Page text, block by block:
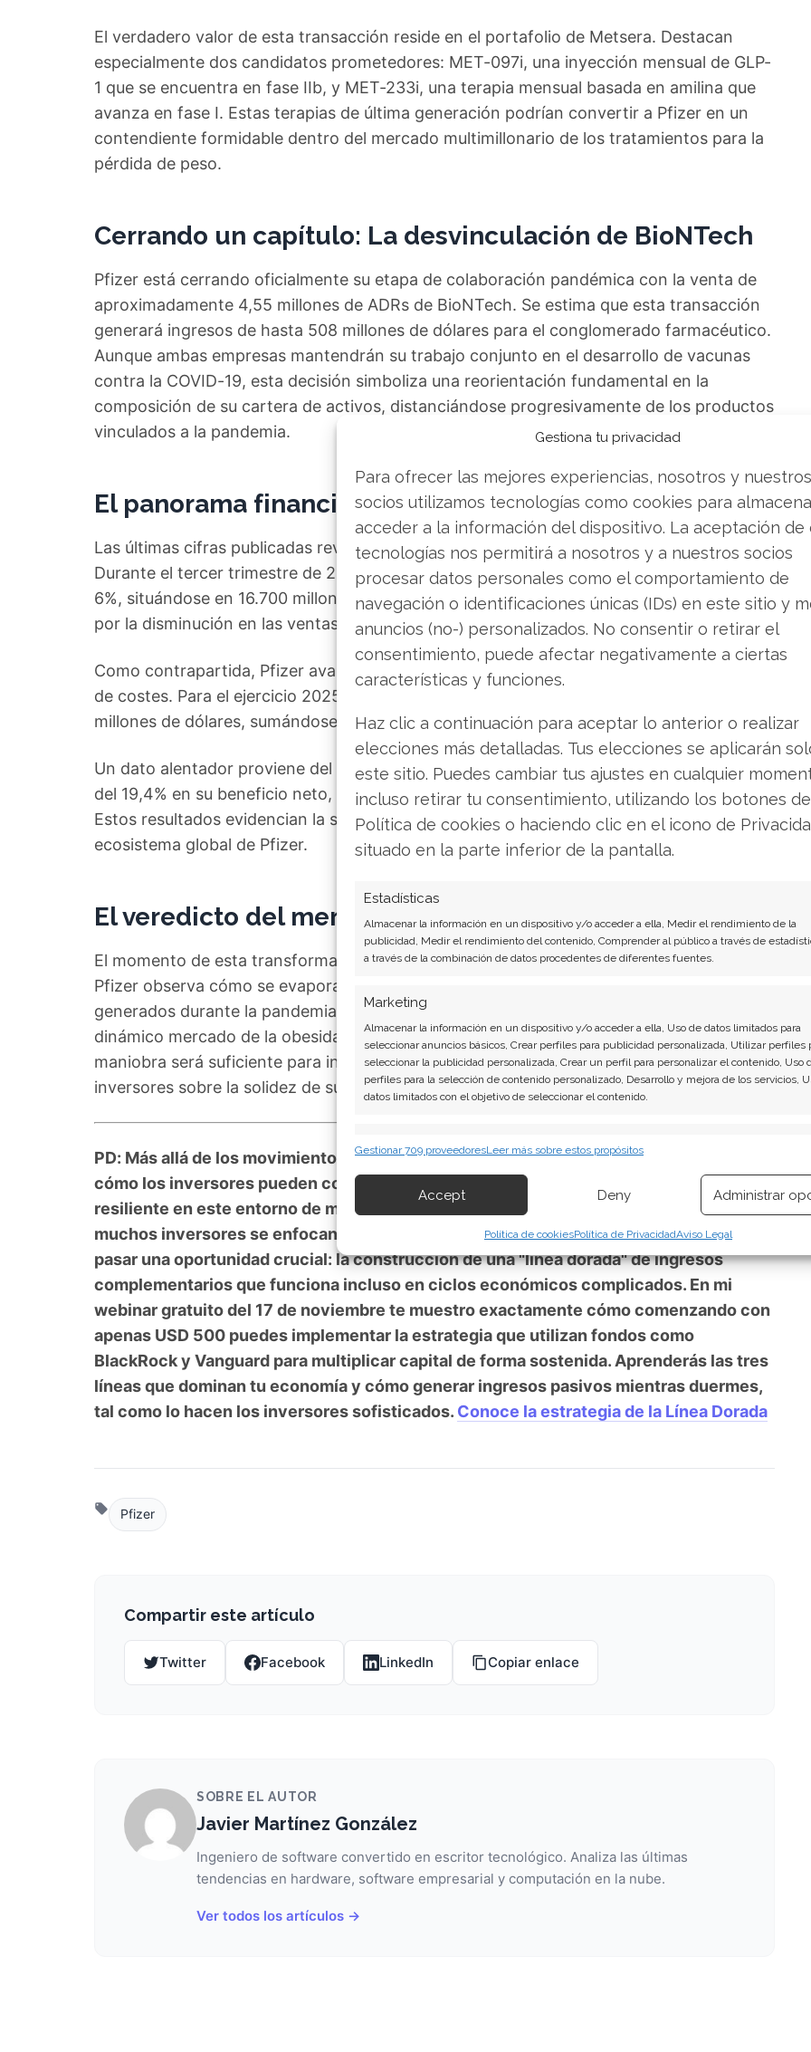
Gestiona tu privacidad
Para ofrecer las mejores experiencias, nosotros y nuestros
socios utilizamos tecnologías como cookies para
acceder a la información del dispositivo. La aceptación de
tecnologías nos permitirá a nosotros y a nuestros socios
procesar datos personales como el comportamiento de
navegación o identificaciones únicas (IDs) en este sitio y
anuncios (no-) personalizados. No consentir o retirar el
consentimiento, puede afectar negativamente a ciertas
características y funciones.
Haz clic a continuación para aceptar lo anterior o realizar
elecciones más detalladas. Tus elecciones se aplicarán
este sitio. Puedes cambiar tus ajustes en cualquier
incluso retirar tu consentimiento, utilizando los botones
Política de cookies o haciendo clic en el icono de
situado en la parte inferior de la pantalla.
Estadísticas
Almacenar la información en un dispositivo y/o acceder a ella, Medir el rendimiento de la
publicidad, Medir el rendimiento del contenido, Comprender al público a través de
a través de la combinación de datos procedentes de diferentes fuentes.
Marketing
Almacenar la información en un dispositivo y/o acceder a ella, Uso de datos limitados para
seleccionar anuncios básicos, Crear perfiles para publicidad personalizada, Utilizar perfiles
seleccionar la publicidad personalizada, Crear un perfil para personalizar el contenido, Uso
perfiles para la selección de contenido personalizado, Desarrollo y mejora de los servicios,
datos limitados con el objetivo de seleccionar el contenido.
información transmitida de forma automática.
Garantizar la seguridad, evitar y detectar fraudes, y eliminar
fallos, Ofrecer y presentar publicidad y contenido, Guardar y
comunicar las preferencias de privacidad.
Gestionar 709 proveedoresLeer más sobre estos propósitos
Accept Deny Administrar
Política de cookiesPolítica de PrivacidadAviso Legal
El verdadero valor de esta transacción reside en el portafolio de Metsera. Destacan
especialmente dos candidatos prometedores: MET-097i, una inyección mensual de GLP-
1 que se encuentra en fase IIb, y MET-233i, una terapia mensual basada en amilina que
avanza en fase I. Estas terapias de última generación podrían convertir a Pfizer en un
contendiente formidable dentro del mercado multimillonario de los tratamientos para la
pérdida de peso.
Cerrando un capítulo: La desvinculación de BioNTech
Pfizer está cerrando oficialmente su etapa de colaboración pandémica con la venta de
aproximadamente 4,55 millones de ADRs de BioNTech. Se estima que esta transacción
generará ingresos de hasta 508 millones de dólares para el conglomerado farmacéutico.
Aunque ambas empresas mantendrán su trabajo conjunto en el desarrollo de vacunas
contra la COVID-19, esta decisión simboliza una reorientación fundamental en la
composición de su cartera de activos, distanciándose progresivamente de los productos
vinculados a la pandemia.
El panorama financiero: Desafíos y oportunidades
Las últimas cifras publicadas revelan la magnitud del reto al que se enfrenta la compañía.
Durante el tercer trimestre de 2025, los ingresos experimentaron una contracción del
6%, situándose en 16.700 millones de dólares. Esta merma fue impulsada principalmente
por la disminución en las ventas de productos relacionados con la COVID-19.
Como contrapartida, Pfizer avanza consistentemente en su programa de racionalización
de costes. Para el ejercicio 2025, la empresa proyecta ahorros adicionales por 500
millones de dólares, sumándose a los 4.000 millones ya alcanzados el año anterior.
Un dato alentador proviene del mercado indio, donde la filial local reportó un incremento
del 19,4% en su beneficio neto, acompañado de un crecimiento del 9,1% en sus ventas.
Estos resultados evidencian la solidez de determinados segmentos dentro del
ecosistema global de Pfizer.
El veredicto del mercado
El momento de esta transformación estratégica no podría ser más crucial. Mientras
Pfizer observa cómo se evaporan progresivamente los ingresos extraordinarios
generados durante la pandemia, la empresa ha decidido concentrar sus recursos en el
dinámico mercado de la obesidad. La incógnita que permanece es si esta audaz
maniobra será suficiente para invertir la tendencia bajista de la acción y convencer a los
inversores sobre la solidez de su nueva narrativa de crecimiento.
PD: Más allá de los movimientos corporativos de Pfizer, he analizado recientemente
cómo los inversores pueden construir una estrategia de cartera verdaderamente
resiliente en este entorno de mercado volátil. Recientemente descubrí que mientras
muchos inversores se enfocan únicamente en acciones individuales, están dejando
pasar una oportunidad crucial: la construcción de una "línea dorada" de ingresos
complementarios que funciona incluso en ciclos económicos complicados. En mi
webinar gratuito del 17 de noviembre te muestro exactamente cómo comenzando con
apenas USD 500 puedes implementar la estrategia que utilizan fondos como
BlackRock y Vanguard para multiplicar capital de forma sostenida. Aprenderás las tres
líneas que dominan tu economía y cómo generar ingresos pasivos mientras duermes,
tal como lo hacen los inversores sofisticados.Conoce la estrategia de la Línea Dorada
Pfizer
Compartir este artículo
Twitter Facebook LinkedIn Copiar enlace
SOBRE EL AUTOR
Javier Martínez González
Ingeniero de software convertido en escritor tecnológico. Analiza las últimas
tendencias en hardware, software empresarial y computación en la nube.
Ver todos los artículos →